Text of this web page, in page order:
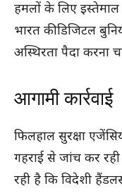
हमलों के लिए इस्तेमाल
भारत की डिजिटल
अस्थिरता पैदा करना
आगामी कार्रवाई
फिलहाल सुरक्षा
गहराई से जांच कर
रही है कि विदेशी